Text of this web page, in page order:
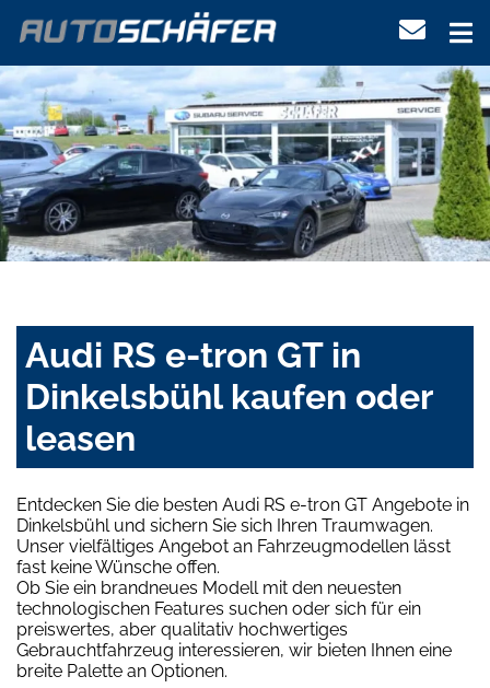
Audi RS e-tron GT in
Dinkelsbühl kaufen oder
leasen
Entdecken Sie die besten Audi RS e-tron GT Angebote in
Dinkelsbühl und sichern Sie sich Ihren Traumwagen.
Unser vielfältiges Angebot an Fahrzeugmodellen lässt
fast keine Wünsche offen.
Ob Sie ein brandneues Modell mit den neuesten
technologischen Features suchen oder sich für ein
preiswertes, aber qualitativ hochwertiges
Gebrauchtfahrzeug interessieren, wir bieten Ihnen eine
breite Palette an Optionen.